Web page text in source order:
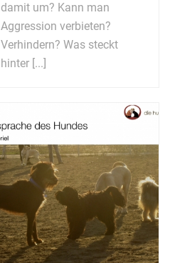
damit um? Kann man
Aggression verbieten?
Verhindern? Was steckt
hinter [...]